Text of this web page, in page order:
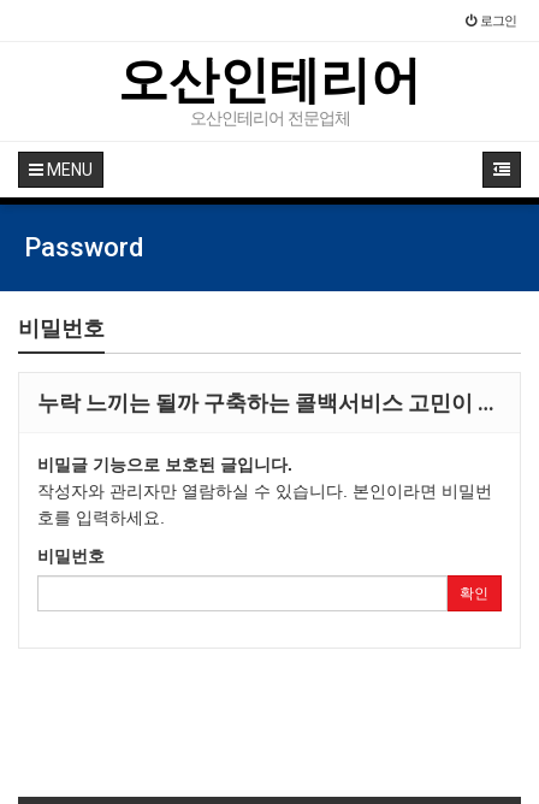
로그인
오산인테리어
오산인테리어 전문업체
MENU
Password
비밀번호
누락 느끼는 될까 구축하는 콜백서비스 고민이 …
비밀글 기능으로 보호된 글입니다.
작성자와 관리자만 열람하실 수 있습니다. 본인이라면 비밀번
호를 입력하세요.
비밀번호
확인